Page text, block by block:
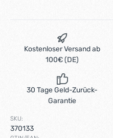
Kostenloser Versand ab
100€ (DE)
30 Tage Geld-Zurück-
Garantie
SKU:
370133